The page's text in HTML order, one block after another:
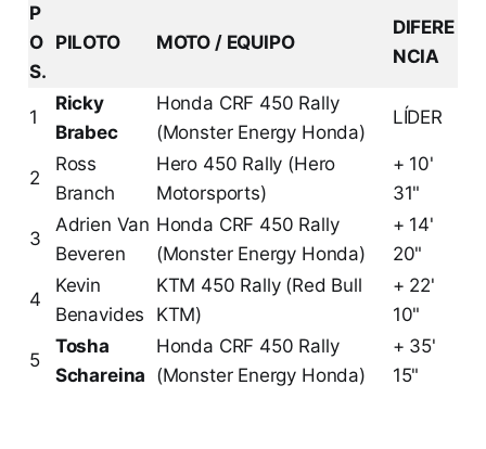
P
O
S.
PILOTO MOTO / EQUIPO
DIFERE
NCIA
1
Ricky
Brabec
Honda CRF 450 Rally
(Monster Energy Honda)
LÍDER
2
Ross
Branch
Hero 450 Rally (Hero
Motorsports)
+ 10'
31"
3
Adrien Van
Beveren
Honda CRF 450 Rally
(Monster Energy Honda)
+ 14'
20"
4
Kevin
Benavides
KTM 450 Rally (Red Bull
KTM)
+ 22'
10"
5
Tosha
Schareina
Honda CRF 450 Rally
(Monster Energy Honda)
+ 35'
15"